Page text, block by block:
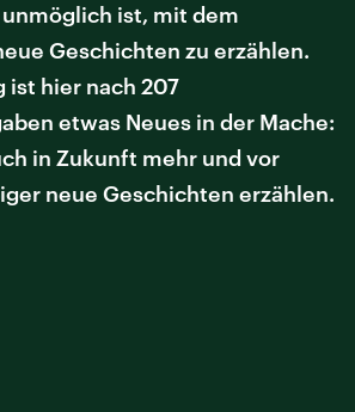
ist, mit dem
Geschichten zu erzählen.
ist hier nach 207
etwas Neues in der Mache:
in Zukunft mehr und vor
neue Geschichten erzählen.